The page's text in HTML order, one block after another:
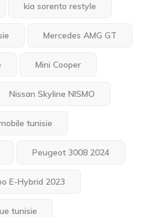
kia sorento restyle
Mercedes AMG GT
Mini Cooper
Nissan Skyline NISMO
tunisie
Peugeot 3008 2024
E-Hybrid 2023
tunisie